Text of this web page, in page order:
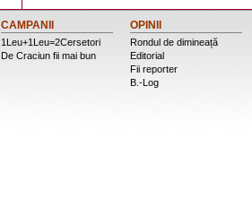
CAMPANII
1Leu+1Leu=2Cersetori
De Craciun fii mai bun
OPINII
Rondul de dimineață
Editorial
Fii reporter
B.-Log